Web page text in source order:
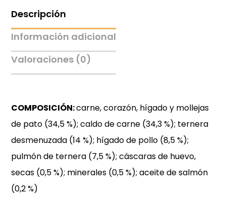
Descripción
Información adicional
Valoraciones (0)
COMPOSICIÓN:carne, corazón, hígado y mollejas
de pato (34,5 %); caldo de carne (34,3 %); ternera
desmenuzada (14 %); hígado de pollo (8,5 %);
pulmón de ternera (7,5 %); cáscaras de huevo,
secas (0,5 %); minerales (0,5 %); aceite de salmón
(0,2 %)